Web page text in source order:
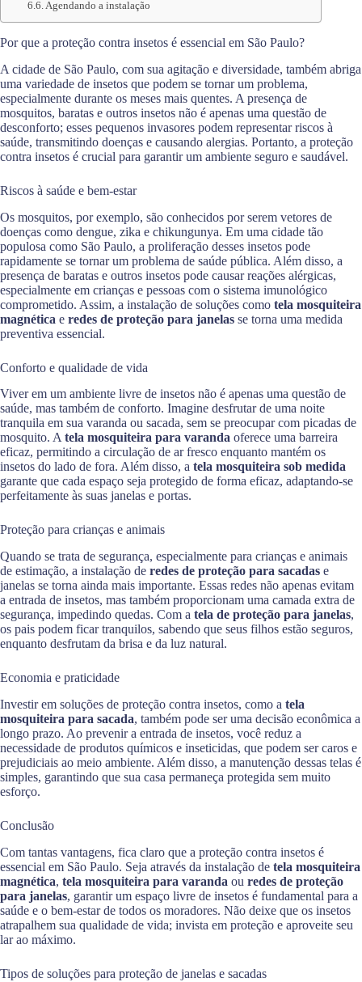
Agendando a instalação
Por que a proteção contra insetos é essencial em São Paulo?
A cidade de São Paulo, com sua agitação e diversidade, também abriga
uma variedade de insetos que podem se tornar um problema,
especialmente durante os meses mais quentes. A presença de
mosquitos, baratas e outros insetos não é apenas uma questão de
desconforto; esses pequenos invasores podem representar riscos à
saúde, transmitindo doenças e causando alergias. Portanto, a proteção
contra insetos é crucial para garantir um ambiente seguro e saudável.
Riscos à saúde e bem-estar
Os mosquitos, por exemplo, são conhecidos por serem vetores de
doenças como dengue, zika e chikungunya. Em uma cidade tão
populosa como São Paulo, a proliferação desses insetos pode
rapidamente se tornar um problema de saúde pública. Além disso, a
presença de baratas e outros insetos pode causar reações alérgicas,
especialmente em crianças e pessoas com o sistema imunológico
comprometido. Assim, a instalação de soluções como tela mosquiteira
magnética e redes de proteção para janelas se torna uma medida
preventiva essencial.
Conforto e qualidade de vida
Viver em um ambiente livre de insetos não é apenas uma questão de
saúde, mas também de conforto. Imagine desfrutar de uma noite
tranquila em sua varanda ou sacada, sem se preocupar com picadas de
mosquito. A tela mosquiteira para varanda oferece uma barreira
eficaz, permitindo a circulação de ar fresco enquanto mantém os
insetos do lado de fora. Além disso, a tela mosquiteira sob medida
garante que cada espaço seja protegido de forma eficaz, adaptando-se
perfeitamente às suas janelas e portas.
Proteção para crianças e animais
Quando se trata de segurança, especialmente para crianças e animais
de estimação, a instalação de redes de proteção para sacadas e
janelas se torna ainda mais importante. Essas redes não apenas evitam
a entrada de insetos, mas também proporcionam uma camada extra de
segurança, impedindo quedas. Com a tela de proteção para janelas,
os pais podem ficar tranquilos, sabendo que seus filhos estão seguros,
enquanto desfrutam da brisa e da luz natural.
Economia e praticidade
Investir em soluções de proteção contra insetos, como a tela
mosquiteira para sacada, também pode ser uma decisão econômica a
longo prazo. Ao prevenir a entrada de insetos, você reduz a
necessidade de produtos químicos e inseticidas, que podem ser caros e
prejudiciais ao meio ambiente. Além disso, a manutenção dessas telas é
simples, garantindo que sua casa permaneça protegida sem muito
esforço.
Conclusão
Com tantas vantagens, fica claro que a proteção contra insetos é
essencial em São Paulo. Seja através da instalação de tela mosquiteira
magnética, tela mosquiteira para varanda ou redes de proteção
para janelas, garantir um espaço livre de insetos é fundamental para a
saúde e o bem-estar de todos os moradores. Não deixe que os insetos
atrapalhem sua qualidade de vida; invista em proteção e aproveite seu
lar ao máximo.
Tipos de soluções para proteção de janelas e sacadas